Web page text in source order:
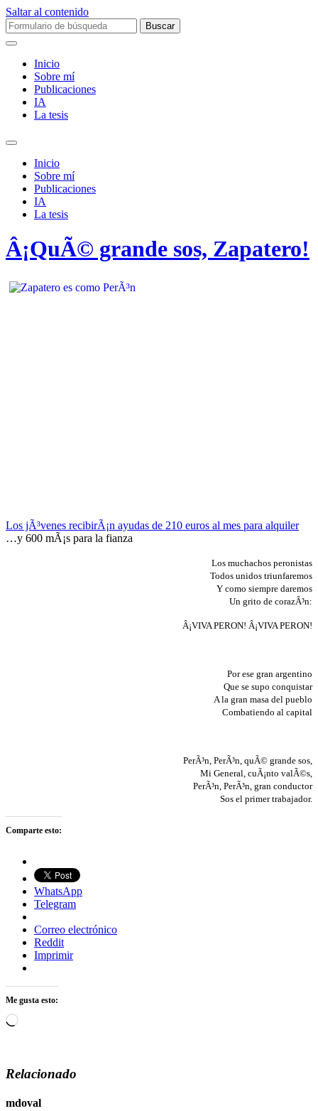
Saltar al contenido
Buscar:
Inicio
Sobre mí­
Publicaciones
IA
La tesis
Alternar
campo
búsqueda
Inicio
Sobre mí­
Publicaciones
IA
La tesis
Â¡QuÃ© grande sos, Zapatero!
Los jÃ³venes recibirÃ¡n ayudas de 210 euros al mes para alquiler
…y 600 mÃ¡s para la fianza
Los muchachos peronistas
Todos unidos triunfaremos
Y como siempre daremos
Un grito de corazÃ³n:
Â¡VIVA PERON! Â¡VIVA PERON!
Por ese gran argentino
Que se supo conquistar
A la gran masa del pueblo
Combatiendo al capital
PerÃ³n, PerÃ³n, quÃ© grande sos,
Mi General, cuÃ¡nto valÃ©s,
PerÃ³n, PerÃ³n, gran conductor
Sos el primer trabajador.
Comparte esto:
WhatsApp
Telegram
Correo electrónico
Reddit
Imprimir
Me gusta esto:
Cargando...
Relacionado
mdoval